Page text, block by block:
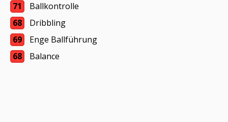
71
Ballkontrolle
68
Dribbling
69
Enge Ballführung
68
Balance